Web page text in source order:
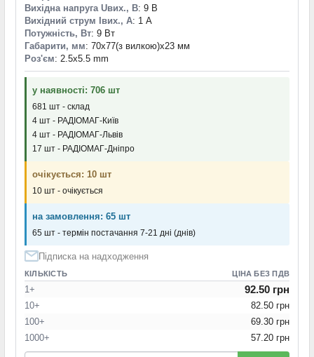
Вихідна напруга Uвих., В: 9 В
Вихідний струм Iвих., А: 1 А
Потужність, Вт: 9 Вт
Габарити, мм: 70x77(з вилкою)x23 мм
Роз'єм: 2.5x5.5 mm
у наявності: 706 шт
681 шт - склад
4 шт - РАДІОМАГ-Київ
4 шт - РАДІОМАГ-Львів
17 шт - РАДІОМАГ-Дніпро
очікується: 10 шт
10 шт - очікується
на замовлення: 65 шт
65 шт - термін постачання 7-21 дні (днів)
Підписка на надходження
КІЛЬКІСТЬ ЦІНА БЕЗ ПДВ
1+ 92.50 грн
10+
82.50 грн
100+
69.30 грн
1000+
57.20 грн